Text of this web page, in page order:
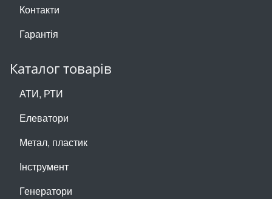
Контакти
Гарантія
Каталог товарів
АТИ, РТИ
Елеватори
Метал, пластик
Інструмент
Генератори